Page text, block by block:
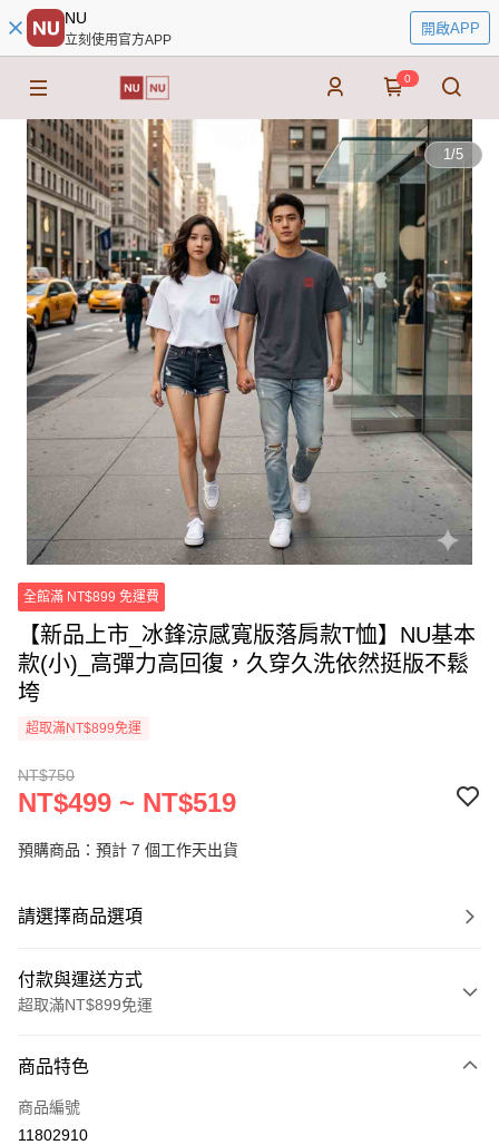
NU
立刻使用官方APP
開啟APP
0
1/5
全館滿 NT$899 免運費
【新品上市_冰鋒涼感寬版落肩款T恤】NU基本
款(小)_高彈力高回復，久穿久洗依然挺版不鬆
垮
超取滿NT$899免運
NT$750
NT$499 ~ NT$519
預購商品：預計 7 個工作天出貨
請選擇商品選項
付款與運送方式
超取滿NT$899免運
信用卡一次付款
信用卡分期付款
商品特色
商品編號
11802910